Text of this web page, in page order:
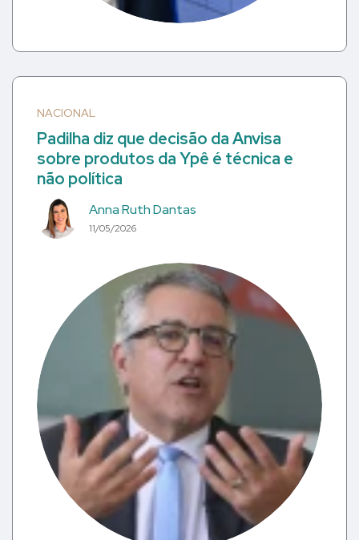
NACIONAL
Padilha diz que decisão da Anvisa
sobre produtos da Ypê é técnica e
não política
Anna Ruth Dantas
11/05/2026